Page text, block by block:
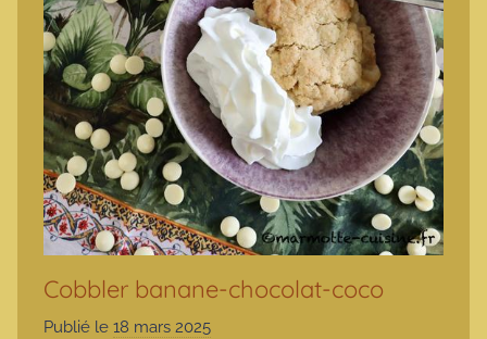
Cobbler banane-chocolat-coco
Publié le 18 mars 2025